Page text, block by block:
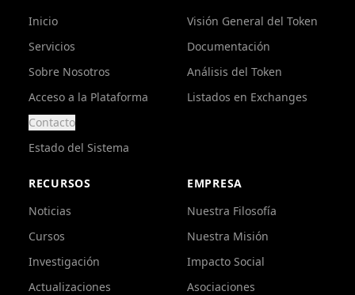
Inicio
Servicios
Sobre Nosotros
Acceso a la Plataforma
Contacto
Estado del Sistema
Visión General del Token
Documentación
Análisis del Token
Listados en Exchanges
RECURSOS
Noticias
Cursos
Investigación
Actualizaciones
EMPRESA
Nuestra Filosofía
Nuestra Misión
Impacto Social
Asociaciones